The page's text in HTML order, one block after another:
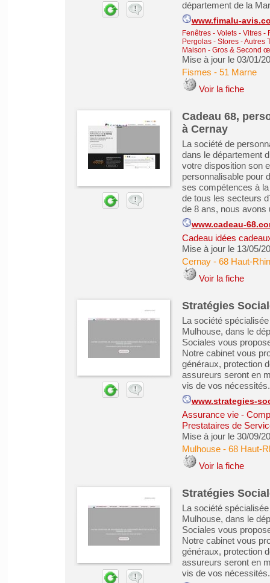
département de la
www.fimalu-
Fenêtres - Volets - Vitres -
Pergolas - Stores-Autres
Maison - Gros & Second
Mise à jour le 03/01/
Fismes - 51 Marne
Voir la fiche
Cadeau 68,
à Cernay
La société de
dans le département
votre disposition son
personnalisable pour
ses compétences à
de tous les secteurs
de 8 ans, nous avons
www.cadeau-
Cadeau idées
Mise à jour le 13/05/
Cernay- 68 Haut-Rhin
Voir la fiche
Stratégies
La société
Mulhouse, dans le
Sociales vous
Notre cabinet vous
généraux, protection
assureurs seront en
vis de vos
www.strategies-
Assurance vie -
Prestataires de
Mise à jour le 30/09/
Mulhouse- 68 Haut-
Voir la fiche
Stratégies
La société
Mulhouse, dans le
Sociales vous
Notre cabinet vous
généraux, protection
assureurs seront en
vis de vos